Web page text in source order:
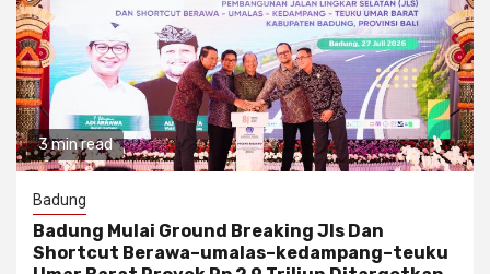
3 min read
Badung
Badung Mulai Ground Breaking Jls Dan
Shortcut Berawa–umalas–kedampang–teuku